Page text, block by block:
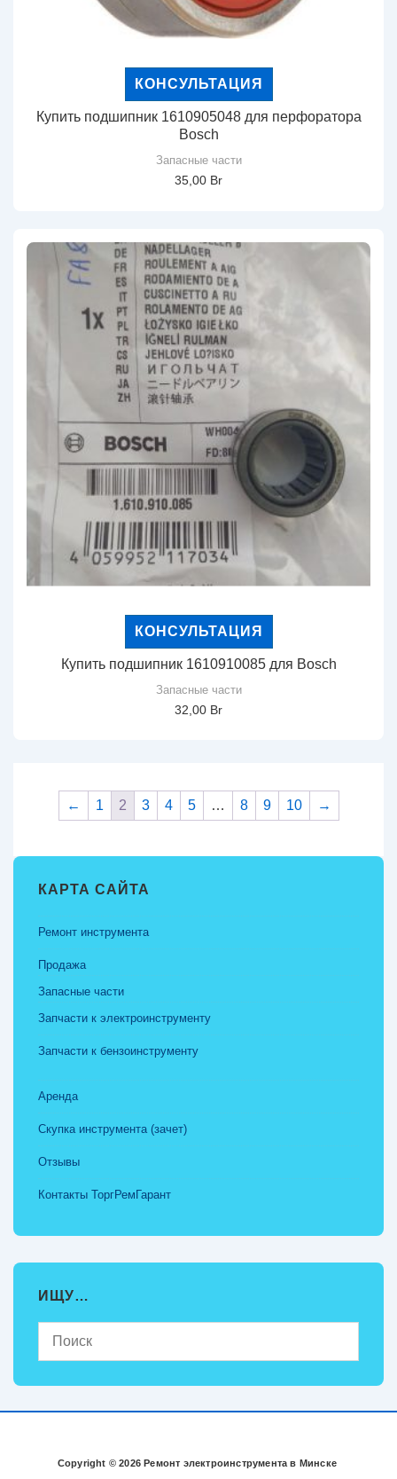
КОНСУЛЬТАЦИЯ
Купить подшипник 1610905048 для перфоратора
Bosch
Запасные части
35,00 Br
КОНСУЛЬТАЦИЯ
Купить подшипник 1610910085 для Bosch
Запасные части
32,00 Br
← 1 2 3 4 5 … 8 9 10 →
КАРТА САЙТА
Ремонт инструмента
Продажа
Запасные части
Запчасти к электроинструменту
Запчасти к бензоинструменту
Аренда
Скупка инструмента (зачет)
Отзывы
Контакты ТоргРемГарант
ИЩУ…
Copyright © 2026 Ремонт электроинструмента в Минске